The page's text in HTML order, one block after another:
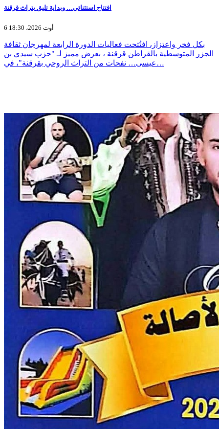
افتتاح استثنائي… وبداية تليق بتراث قرقنة
6 أوت 2026، 18:30
بكل فخر واعتزاز، افتُتحت فعاليات الدورة الرابعة لمهرجان ثقافة
الجزر المتوسطية بالقراطن قرقنة ، بعرض مميز لـ "حزب سيدي بن
عيسى… نفحات من التراث الروحي بقرقنة"، في…